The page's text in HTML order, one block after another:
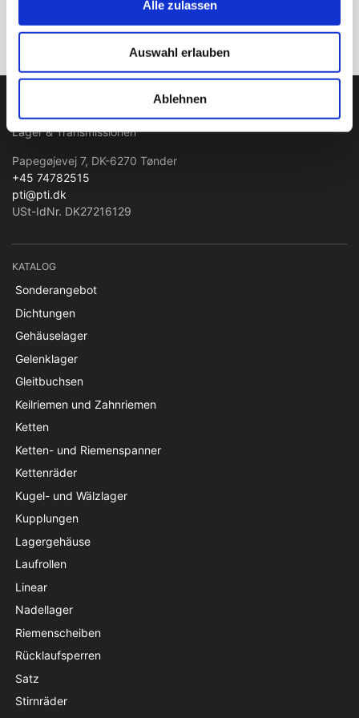
Alle zulassen
Auswahl erlauben
Ablehnen
Anmelden
Lager & Transmissionen
Papegøjevej 7, DK-6270 Tønder
+45 74782515
pti@pti.dk
USt-IdNr. DK27216129
KATALOG
Sonderangebot
Dichtungen
Gehäuselager
Gelenklager
Gleitbuchsen
Keilriemen und Zahnriemen
Ketten
Ketten- und Riemenspanner
Kettenräder
Kugel- und Wälzlager
Kupplungen
Lagergehäuse
Laufrollen
Linear
Nadellager
Riemenscheiben
Rücklaufsperren
Satz
Stirnräder